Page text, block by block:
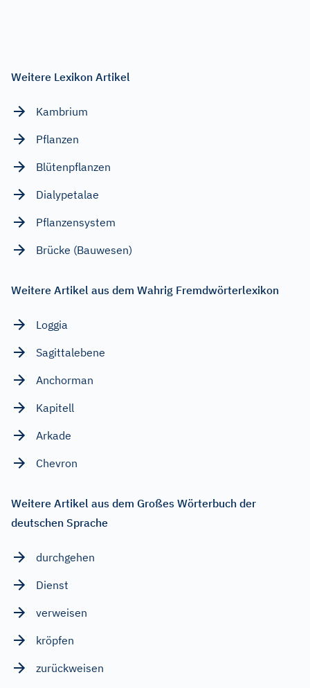
Weitere Lexikon Artikel
Kambrium
Pflanzen
Blütenpflanzen
Dialypetalae
Pflanzensystem
Brücke (Bauwesen)
Weitere Artikel aus dem Wahrig Fremdwörterlexikon
Loggia
Sagittalebene
Anchorman
Kapitell
Arkade
Chevron
Weitere Artikel aus dem Großes Wörterbuch der
deutschen Sprache
durchgehen
Dienst
verweisen
kröpfen
zurückweisen